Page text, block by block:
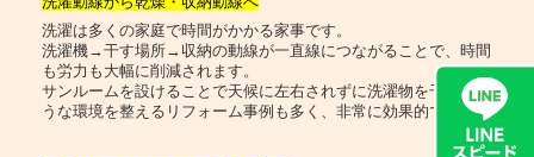
洗濯は多くの家庭で時間がかかる家事です。
洗濯機→干す場所→収納の動線が一直線につながることで、時間
も労力も大幅に削減されます。
サンルームを設けることで天候に左右されずに洗濯物を干せるよ
うな環境を整えるリフォーム事例も多く、非常に効果的です。